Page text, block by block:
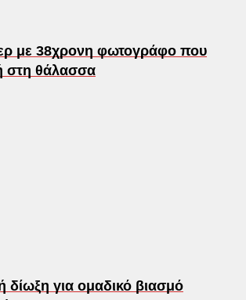
με 38χρονη φωτογράφο που
στη θάλασσα
δίωξη για ομαδικό βιασμό